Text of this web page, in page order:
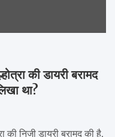
​​की डायरी बरामद
था?
​​की निजी डायरी बरामद की है,